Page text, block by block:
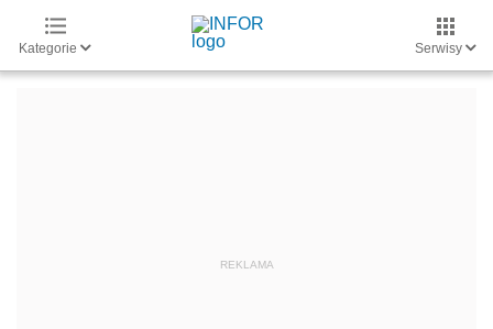
Kategorie Serwisy